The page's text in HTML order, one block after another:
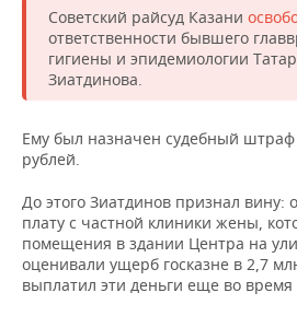
Советский райсуд Казани
ответственности бывшего
гигиены и эпидемиологии
Зиатдинова.
Ему был назначен судебный
рублей.
До этого Зиатдинов признал вину:
плату с частной клиники жены,
помещения в здании Центра на
оценивали ущерб госказне в 2,7
выплатил эти деньги еще во время